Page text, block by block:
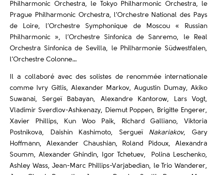
Philharmonic Orchestra, le Tokyo Philharmonic Orchestra, le
Prague Philharmonic Orchestra, l’Orchestre National des Pays
de Loire, l’Orchestre Symphonique de Moscou « Russian
Philharmonic », l’Orchestre Sinfonica de Sanremo, le Real
Orchestra Sinfonica de Sevilla, le Philharmonie Südwestfalen,
l’Orchestre Colonne…
Il a collaboré avec des solistes de renommée internationale
comme Ivry Gitlis, Alexander Markov, Augustin Dumay, Akiko
Suwanai, Sergeï Babayan, Alexandre Kantorow, Lars Vogt,
Vladimir Sverdlov-Ashkenazy, Diemut Poppen, Brigitte Engerer,
Xavier Phillips, Kun Woo Paik, Richard Galliano, Viktoria
Postnikova, Daishin Kashimoto, Sergueï Nakariakov, Gary
Hoffmann, Alexander Chaushian, Roland Pidoux, Alexandra
Soumm, Alexander Ghindin, Igor Tchetuev, Polina Leschenko,
Ashley Wass, Jean-Marc Phillips-Varjabedian, le Trio Wanderer,